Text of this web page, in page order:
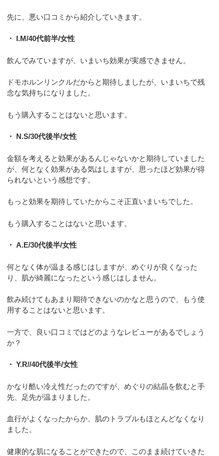
先に、悪い口コミから紹介していきます。
・ I.M/40代前半/女性
飲んでみていますが、いまいち効果が実感できません。
ドモホルンリンクルだからと期待しましたが、いまいちで残
念な気持ちになりました。
もう購入することはないと思います。
・ N.S/30代後半/女性
金額を考えると効果があるんじゃないかと期待していました
が、何となく効果がある気はしますが、思ったほど効果が得
られないという感想です。
もっと効果を期待していたからこそ正直いまいちでした。
もう購入することはないと思います。
・ A.E/30代後半/女性
何となく体が温まる感じはしますが、めぐりが良くなった
り、肌が綺麗になったという感じはしません。
飲み続けてもあまり期待できないのかなと思うので、もう使
用することはないと思います。
一方で、良い口コミではどのようなレビューがあるでしょう
か？
・ Y.R//40代後半/女性
かなり酷い冷え性だったのですが、めぐりの結晶を飲むと手
先、足先が温まりました。
血行がよくなったからか、肌のトラブルもほとんどなくなり
ました。
健康的な肌になることができたので、このまま続けていきた